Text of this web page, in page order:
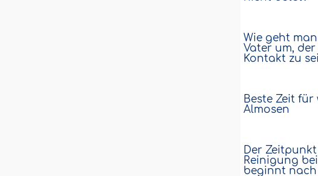
Wie geht
Vater um, der
Kontakt zu
Beste Zeit
Almosen
Der
Reinigung
beginnt nach